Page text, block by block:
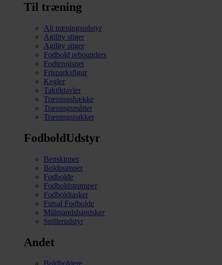
Til træning
Alt træningsudstyr
Agility stiger
Agility stiger
Fodbold rebounders
Fodtennisnet
Frisparksfigur
Kegler
Taktiktavler
Træningshække
Træningsmåtter
Træningspakker
FodboldUdstyr
Benskinner
Boldpumper
Fodbolde
Fodboldstrømper
Fodboldtasker
Futsal Fodbolde
Målmandshandsker
Spillerudstyr
Andet
Boldholdere